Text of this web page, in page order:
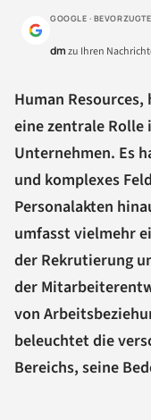
GOOGLE ·
dmzu Ihren
Human
eine zentrale
Unternehmen. Es
und komplexes
Personalakten
umfasst vielmehr
der Rekrutierung
der
von
beleuchtet die
Bereichs, seine